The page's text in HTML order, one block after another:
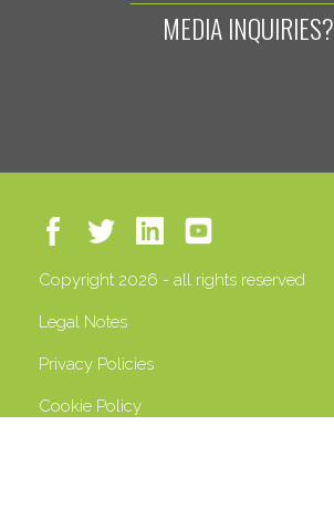
MEDIA INQUIRIES?
Copyright 2026 - all rights reserved
Legal Notes
Privacy Policies
Cookie Policy